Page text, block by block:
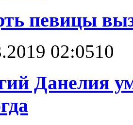
певицы
02:0510
Данелия